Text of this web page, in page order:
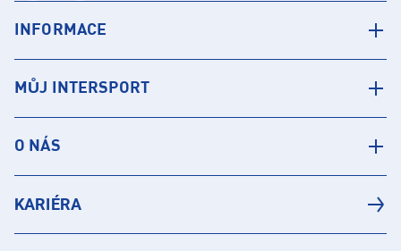
INFORMACE
MŮJ INTERSPORT
O NÁS
KARIÉRA